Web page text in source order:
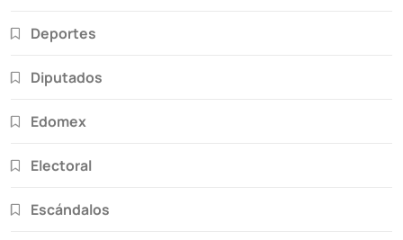
Deportes
Diputados
Edomex
Electoral
Escándalos